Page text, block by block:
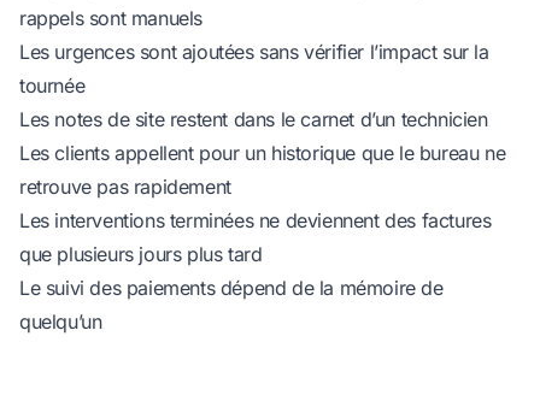
rappels sont manuels
Les urgences sont ajoutées sans vérifier l’impact sur la
tournée
Les notes de site restent dans le carnet d’un technicien
Les clients appellent pour un historique que le bureau ne
retrouve pas rapidement
Les interventions terminées ne deviennent des factures
que plusieurs jours plus tard
Le suivi des paiements dépend de la mémoire de
quelqu’un